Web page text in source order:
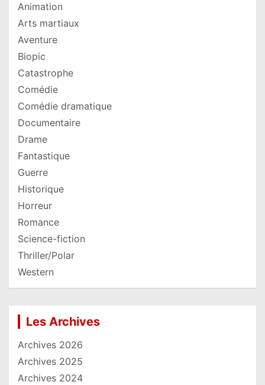
Animation
Arts martiaux
Aventure
Biopic
Catastrophe
Comédie
Comédie dramatique
Documentaire
Drame
Fantastique
Guerre
Historique
Horreur
Romance
Science-fiction
Thriller/Polar
Western
Les Archives
Archives 2026
Archives 2025
Archives 2024